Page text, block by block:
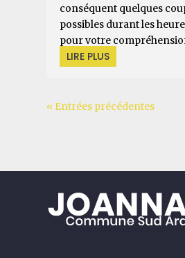
conséquent quelques
possibles durant les
pour votre
LIRE PLUS
« Entrées précédentes